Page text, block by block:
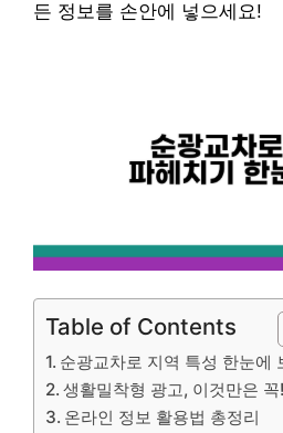
든 정보를 손안에 넣으세요!
Table of Contents
순광교차로 지역 특성 한눈에
생활밀착형 광고, 이것만은 꼭!
온라인 정보 활용법 총정리